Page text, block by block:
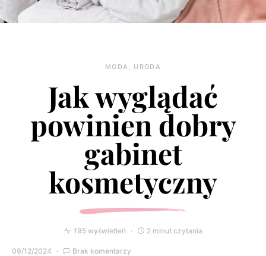
MODA, URODA
Jak wyglądać
powinien dobry
gabinet
kosmetyczny
195 wyświetleń 2 minut czytania
09/12/2024 Brak komentarzy